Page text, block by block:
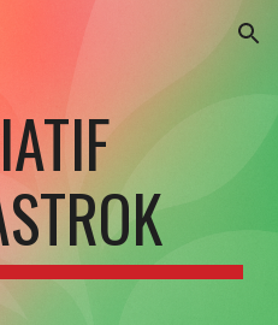
Skip to navigation